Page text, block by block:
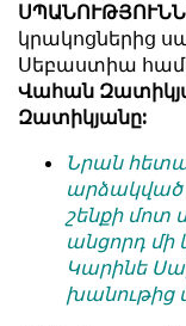
կրակոցներից
Սեբաստիա
Վահան
Զատիկյանը:
Նրան
արձակված
շենքի
անցորդ մի
Կարինե
խանութից